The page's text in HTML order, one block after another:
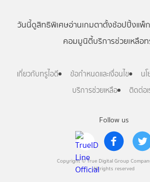
Follow us
Copyright © True Digital Group
All rights reserved
วันนี้ดูสิทธิพิเศษอ่านเกมตาตั้งช้อปปิ้งแพ็
คอมมูนิตี้บริการช่วยเหลือท
เกี่ยวกับทรูไอดี ข้อกำหนดและเงื่อนไข
น
บริการช่วยเหลือ
ติดต่อเ